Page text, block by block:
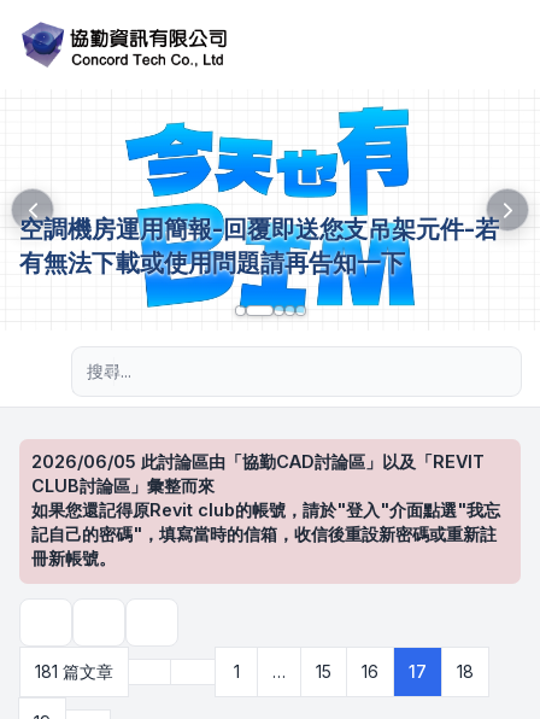
空調機房運用簡報-回覆即送您支吊架元件-若
有無法下載或使用問題請再告知一下
2026/06/05 此討論區由「協勤CAD討論區」以及「REVIT
CLUB討論區」彙整而來
如果您還記得原Revit club的帳號，請於"登入"介面點選"我忘
記自己的密碼"，填寫當時的信箱，收信後重設新密碼或重新註
冊新帳號。
181 篇文章
第17頁 (共 19 頁)
上一頁1 … 15 16 17 18